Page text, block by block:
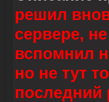
решил
сервере,
вспомнил
но не тут
последний